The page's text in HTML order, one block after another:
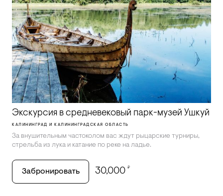
Экскурсия в средневековый парк-музей Ушкуй
КАЛИНИНГРАД И КАЛИНИНГРАДСКАЯ ОБЛАСТЬ
За внушительным частоколом вас ждут рыцарские турниры,
стрельба из лука и катание по реке на ладье.
Забронировать 30,000 ₽